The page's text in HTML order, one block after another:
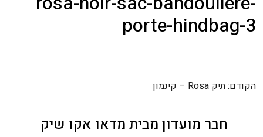
porte-hindbag-3
ניווט
הקודם:תיק Rosa – קינמון
חבר מועדון מבית מדאו אקו שיק